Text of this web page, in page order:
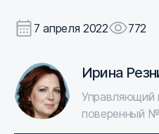
7 апреля 2022 772
Ирина
Управляющий
поверенный